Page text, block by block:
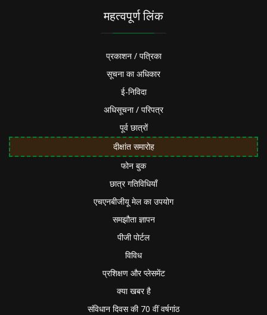
महत्वपूर्ण लिंक
प्रकाशन / पत्रिका
सूचना का अधिकार
ई-निविदा
अधिसूचना / परिपत्र
पूर्व छात्रों
दीक्षांत समारोह
फोन बुक
छात्र गतिविधियाँ
एचएनबीजीयू मेल का उपयोग
समझौता ज्ञापन
पीजी पोर्टल
विविध
प्रशिक्षण और प्लेसमेंट
क्या खबर है
संविधान दिवस की 70 वीं वर्षगांठ